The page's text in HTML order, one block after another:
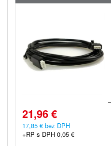
21,96 €
17,85 € bez DPH
+RP s DPH 0,05 €